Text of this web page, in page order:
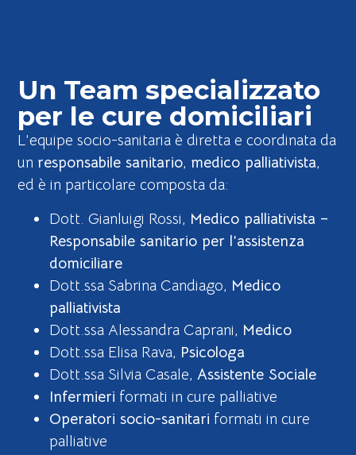
Un Team specializzato
per le cure domiciliari
L’equipe socio-sanitaria è diretta e coordinata da
un responsabile sanitario, medico palliativista,
ed è in particolare composta da:
Dott. Gianluigi Rossi, Medico palliativista –
Responsabile sanitario per l’assistenza
domiciliare
Dott.ssa Sabrina Candiago, Medico
palliativista
Dott.ssa Alessandra Caprani, Medico
Dott.ssa Elisa Rava, Psicologa
Dott.ssa Silvia Casale,Assistente Sociale
Infermieri formati in cure palliative
Operatori socio-sanitari formati in cure
palliative